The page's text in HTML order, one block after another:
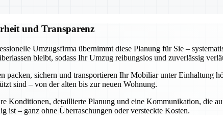
und Transparenz
Umzugsfirma übernimmt diese Planung für Sie –
bleibt, sodass Ihr Umzug reibungslos und zuverlässig
sichern und transportieren Ihr Mobiliar unter Einhaltung
sind – von der alten bis zur neuen Wohnung.
Konditionen, detaillierte Planung und eine Kommunikation, die
ist – ganz ohne Überraschungen oder versteckte Kosten.